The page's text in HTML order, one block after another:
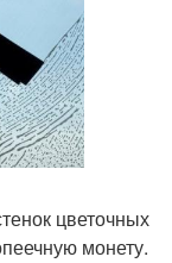
цветочных
монету.